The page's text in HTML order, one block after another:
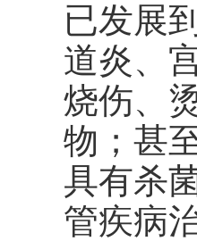
已发展
道炎、
烧伤、
物；甚
具有杀
管疾病